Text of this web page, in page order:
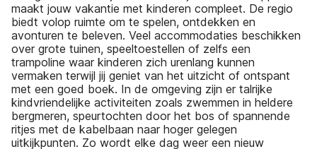
maakt jouw vakantie met kinderen compleet. De regio
biedt volop ruimte om te spelen, ontdekken en
avonturen te beleven. Veel accommodaties beschikken
over grote tuinen, speeltoestellen of zelfs een
trampoline waar kinderen zich urenlang kunnen
vermaken terwijl jij geniet van het uitzicht of ontspant
met een goed boek. In de omgeving zijn er talrijke
kindvriendelijke activiteiten zoals zwemmen in heldere
bergmeren, speurtochten door het bos of spannende
ritjes met de kabelbaan naar hoger gelegen
uitkijkpunten. Zo wordt elke dag weer een nieuw